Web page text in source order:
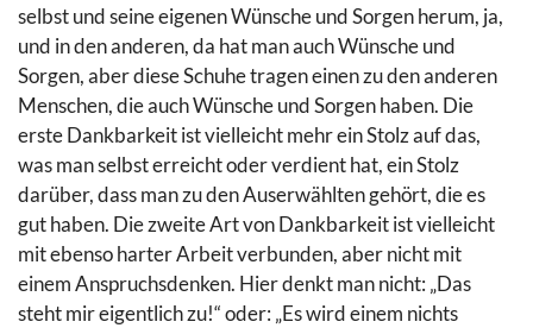
selbst und seine eigenen Wünsche und Sorgen herum, ja,
und in den anderen, da hat man auch Wünsche und
Sorgen, aber diese Schuhe tragen einen zu den anderen
Menschen, die auch Wünsche und Sorgen haben. Die
erste Dankbarkeit ist vielleicht mehr ein Stolz auf das,
was man selbst erreicht oder verdient hat, ein Stolz
darüber, dass man zu den Auserwählten gehört, die es
gut haben. Die zweite Art von Dankbarkeit ist vielleicht
mit ebenso harter Arbeit verbunden, aber nicht mit
einem Anspruchsdenken. Hier denkt man nicht: „Das
steht mir eigentlich zu!“ oder: „Es wird einem nichts